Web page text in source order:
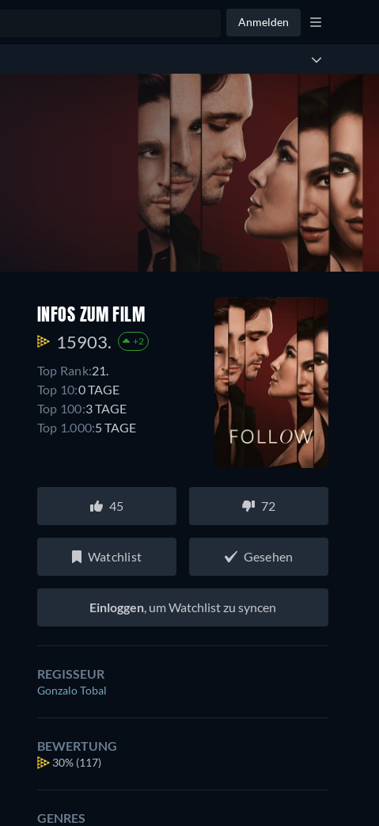
Anmelden
INFOS ZUM FILM
15903. +2
Top Rank:21.
Top 10:0 TAGE
Top 100:3 TAGE
Top 1.000:5 TAGE
45 72
Watchlist Gesehen
Einloggen, um Watchlist zu syncen
REGISSEUR
Gonzalo Tobal
BEWERTUNG
30% (117)
GENRES